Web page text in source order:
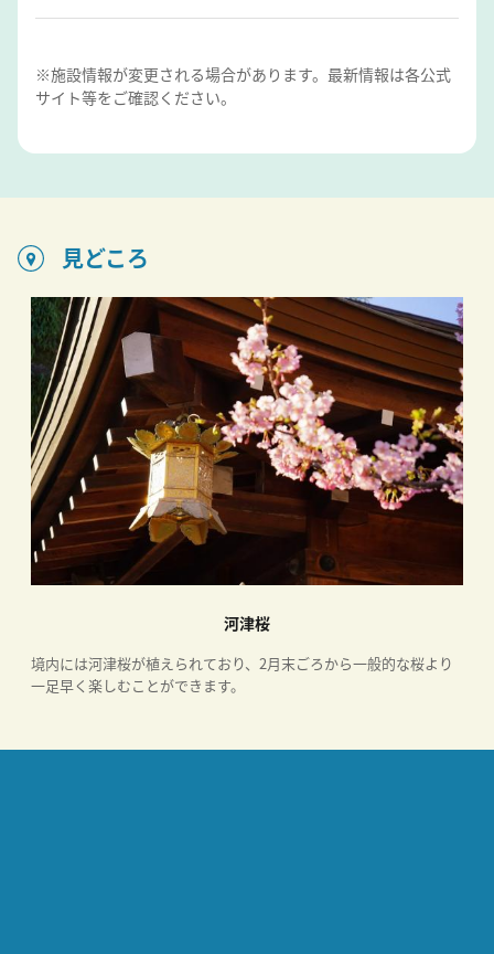
※施設情報が変更される場合があります。最新情報は各公式
サイト等をご確認ください。
見どころ
河津桜
境内には河津桜が植えられており、2月末ごろから一般的な桜より
一足早く楽しむことができます。